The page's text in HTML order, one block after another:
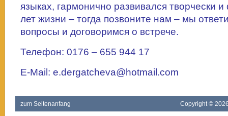
языках, гармонично развивался творчески
лет жизни – тогда позвоните нам – мы
вопросы и договоримся о встрече.
Телефон: 0176 – 655 944 17
E-Mail: e.dergatcheva@hotmail.com
Copyright ©
zum Seitenanfang